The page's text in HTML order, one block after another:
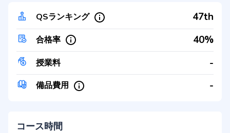
QSランキング 47th
合格率 40%
授業料 -
備品費用 -
コース時間